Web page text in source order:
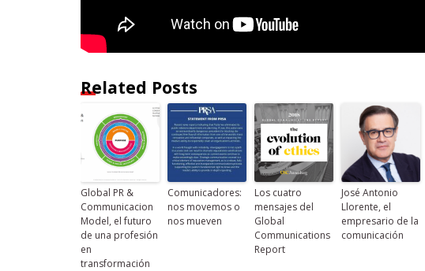
Related Posts
Global PR &
Communicacion
Model, el futuro
de una profesión
en
transformación
Comunicadores:
nos movemos o
nos mueven
Los cuatro
mensajes del
Global
Communications
Report
José Antonio
Llorente, el
empresario de la
comunicación